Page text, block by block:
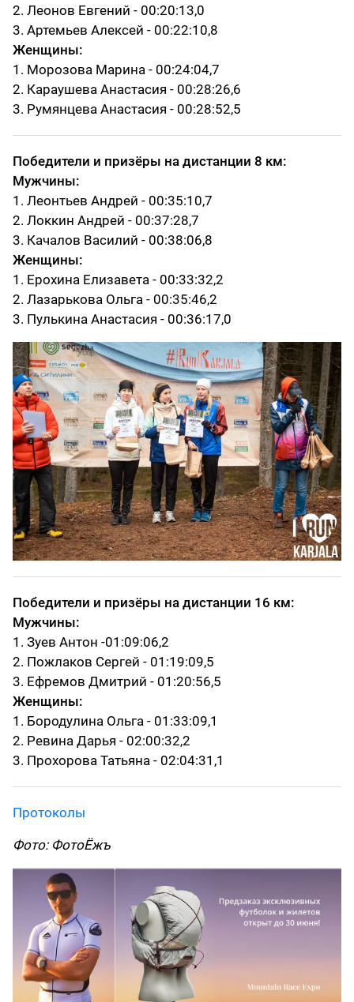
2. Леонов Евгений - 00:20:13,0
3. Артемьев Алексей - 00:22:10,8
Женщины:
1. Морозова Марина - 00:24:04,7
2. Караушева Анастасия - 00:28:26,6
3. Румянцева Анастасия - 00:28:52,5
Победители и призёры на дистанции 8 км:
Мужчины:
1. Леонтьев Андрей - 00:35:10,7
2. Локкин Андрей - 00:37:28,7
3. Качалов Василий - 00:38:06,8
Женщины:
1. Ерохина Елизавета - 00:33:32,2
2. Лазарькова Ольга - 00:35:46,2
3. Пулькина Анастасия - 00:36:17,0
Победители и призёры на дистанции 16 км:
Мужчины:
1. Зуев Антон -01:09:06,2
2. Пожлаков Сергей - 01:19:09,5
3. Ефремов Дмитрий - 01:20:56,5
Женщины:
1. Бородулина Ольга - 01:33:09,1
2. Ревина Дарья - 02:00:32,2
3. Прохорова Татьяна - 02:04:31,1
Протоколы
Фото: ФотоЁжъ